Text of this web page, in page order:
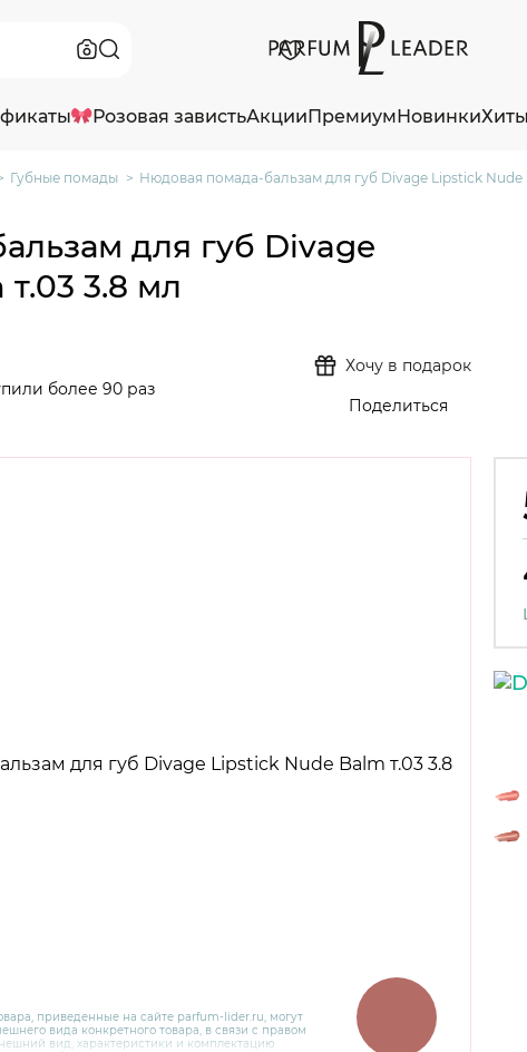
Розовая завистьАкцииПремиумНовинкиХиты
Губные помады Нюдовая помада-бальзам для губ Divage Lipstick Nude
приведенные на сайте parfum-lider.ru, могут
вида конкретного товара, в связи с правом
вид, характеристики и комплектацию
для губ Divage
3.8 мл
более 90 раз
Хочу в подарок
Поделиться